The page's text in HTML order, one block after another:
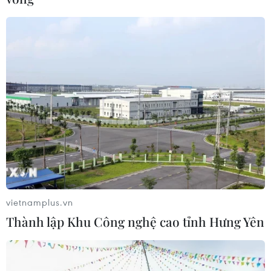
vietnamplus.vn
Thành lập Khu Công nghệ cao tỉnh Hưng Yên